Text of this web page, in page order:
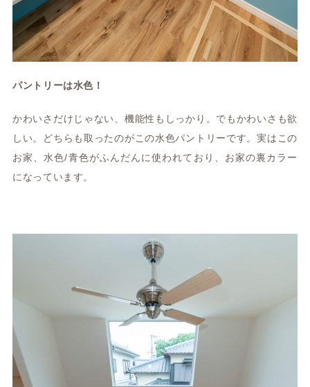
パントリーは水色！
かわいさだけじゃない、機能性もしっかり。でもかわいさも欲
しい。どちらも取ったのがこの水色パントリーです。実はこの
お家、水色/青色がふんだんに使われており、お家の裏カラー
になっています。